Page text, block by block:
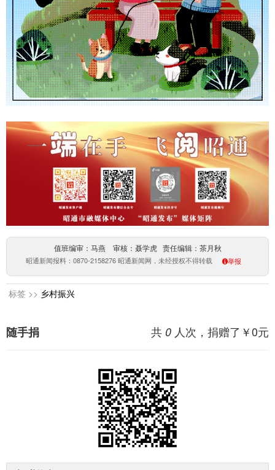
值班编审：马燕 审核：聂学虎 责任编辑：茶月秋
昭通新闻报料：0870-2158276 昭通新闻网，未经授权不得转载 举报
标签 >> 乡村振兴
共 0 人次，捐赠了￥0元
随手捐